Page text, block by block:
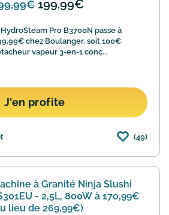
199,99€
Pro B3700N passe à
chez Boulanger, soit 100€
vapeur 3-en-1 conç...
J'en profite
(49)
à Granité Ninja Slushi
- 2,5L, 800W à 170,99€
lieu de 269,99€)